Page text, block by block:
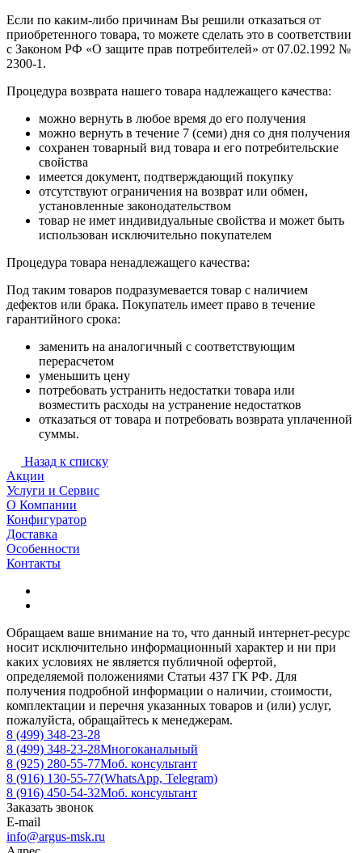
Если по каким-либо причинам Вы решили отказаться от
приобретенного товара, то можете сделать это в соответствии
с Законом РФ «О защите прав потребителей» от 07.02.1992 №
2300-1.
Процедура возврата нашего товара надлежащего качества:
можно вернуть в любое время до его получения
можно вернуть в течение 7 (семи) дня со дня получения
сохранен товарный вид товара и его потребительские
свойства
имеется документ, подтверждающий покупку
отсутствуют ограничения на возврат или обмен,
установленные законодательством
товар не имет индивидуальные свойства и может быть
использован исключительно покупателем
Процедура товара ненадлежащего качества:
Под таким товаров подразумевается товар с наличием
дефектов или брака. Покупатель имеет право в течение
гарантийного срока:
заменить на аналогичный с соответствующим
перерасчетом
уменьшить цену
потребовать устранить недостатки товара или
возместить расходы на устранение недостатков
отказаться от товара и потребовать возврата уплаченной
суммы.
Назад к списку
Акции
Услуги и Сервис
О Компании
Конфигуратор
Доставка
Особенности
Контакты
Обращаем ваше внимание на то, что данный интернет-ресурс
носит исключительно информационный характер и ни при
каких условиях не является публичной офертой,
определяемой положениями Статьи 437 ГК РФ. Для
получения подробной информации о наличии, стоимости,
комплектации и перечня указанных товаров и (или) услуг,
пожалуйста, обращайтесь к менеджерам.
8 (499) 348-23-28
8 (499) 348-23-28Многоканальный
8 (925) 280-55-77Моб. консультант
8 (916) 130-55-77(WhatsApp, Telegram)
8 (916) 450-54-32Моб. консультант
Заказать звонок
E-mail
info@argus-msk.ru